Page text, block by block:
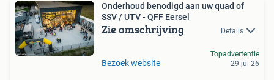
Onderhoud benodigd aan uw quad of
SSV / UTV - QFF Eersel
Zie omschrijving Details
Bezoek website
Topadvertentie
29 jul 26